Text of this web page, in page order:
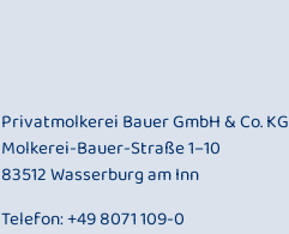
Privatmolkerei Bauer GmbH & Co. KG
Molkerei-Bauer-Straße 1–10
83512 Wasserburg am Inn
Telefon:+49 8071 109-0